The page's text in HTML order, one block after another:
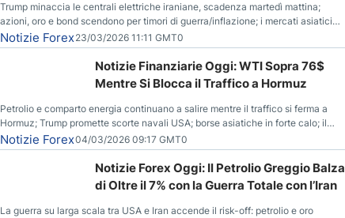
Trump minaccia le centrali elettriche iraniane, scadenza martedì mattina;
azioni, oro e bond scendono per timori di guerra/inflazione; i mercati asiatici
entrano in correzione; il petrolio greggio resta stabile.
Notizie Forex23/03/2026 11:11 GMT0
Notizie Finanziarie Oggi: WTI Sopra 76$
Mentre Si Blocca il Traffico a Hormuz
Petrolio e comparto energia continuano a salire mentre il traffico si ferma a
Hormuz; Trump promette scorte navali USA; borse asiatiche in forte calo; il
rialzo del gas naturale mette pressione all’euro.
Notizie Forex04/03/2026 09:17 GMT0
Notizie Forex Oggi: Il Petrolio Greggio Balza
di Oltre il 7% con la Guerra Totale con l’Iran
La guerra su larga scala tra USA e Iran accende il risk-off: petrolio e oro